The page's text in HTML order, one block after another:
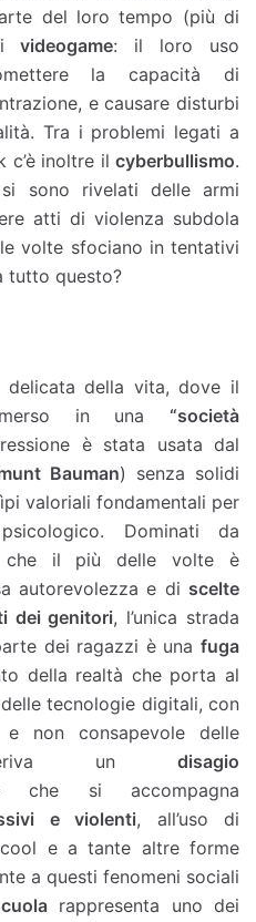
del loro tempo (più di
videogame: il loro uso
la capacità di
e causare disturbi
Tra i problemi legati a
c’è inoltre il cyberbullismo.
sono rivelati delle armi
atti di violenza subdola
volte sfociano in tentativi
tutto questo?
delicata della vita, dove il
in una “società
è stata usata dal
Bauman) senza solidi
valoriali fondamentali per
Dominati da
che il più delle volte è
autorevolezza e di scelte
dei genitori, l’unica strada
dei ragazzi è una fuga
della realtà che porta al
tecnologie digitali, con
non consapevole delle
un disagio
che si accompagna
e violenti, all’uso di
e a tante altre forme
a questi fenomeni sociali
rappresenta uno dei